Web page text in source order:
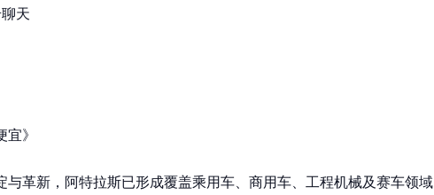
天
》
与革新，阿特拉斯已形成覆盖乘用车、商用车、工程机械及赛车领域